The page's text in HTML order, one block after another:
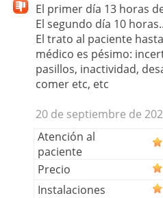
El primer día 13 horas
El segundo día 10
El trato al paciente
médico es pésimo:
pasillos, inactividad,
comer etc, etc
20 de septiembre de
Atención al
paciente
Precio
Instalaciones